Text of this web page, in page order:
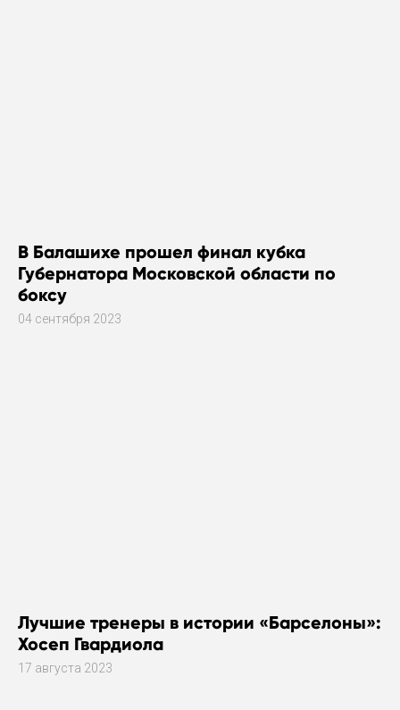
В Балашихе прошел финал кубка
Губернатора Московской области по
боксу
04 сентября 2023
Лучшие тренеры в истории «Барселоны»:
Хосеп Гвардиола
17 августа 2023